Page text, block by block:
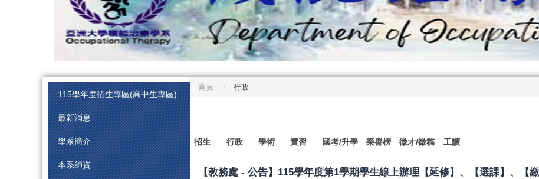
115學年度招生專區(高中生專區)
最新消息
學系簡介
本系師資
首頁 行政
:::
招生 行政 學術 實習 國考/升學 榮譽榜 徵才/徵稿 工讀
【教務處 - 公告】115學年度第1學期學生線上辦理【延修】、【選課】、【